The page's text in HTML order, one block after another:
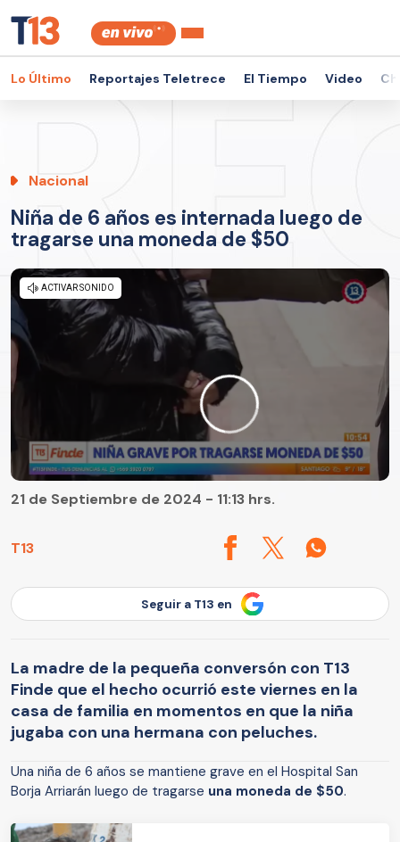
Lo Último Reportajes Teletrece El Tiempo Video
Nacional
Niña de 6 años es internada luego de
tragarse una moneda de $50
T13
21 de Septiembre de 2024 - 11:13 hrs.
Seguir a T13 en
La madre de la pequeña conversón con T13
Finde que el hecho ocurrió este viernes en la
casa de familia en momentos en que la niña
jugaba con una hermana con peluches.
Una niña de 6 años se mantiene grave en el Hospital San
Borja Arriarán luego de tragarse una moneda de $50.